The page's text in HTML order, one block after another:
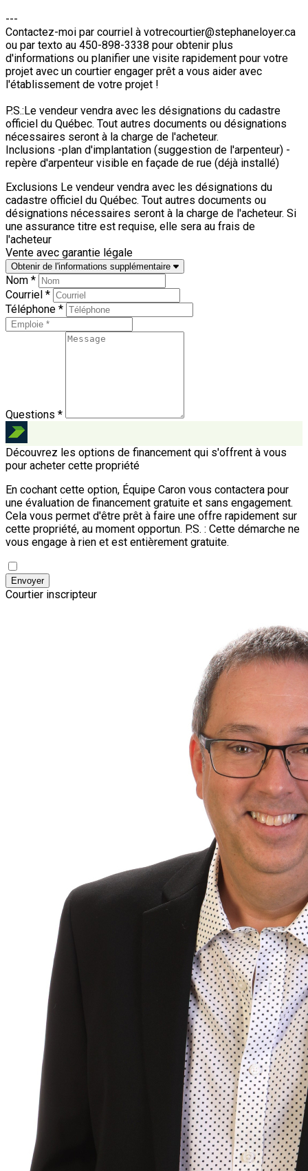
---
Contactez-moi par courriel à votrecourtier@stephaneloyer.ca
ou par texto au 450-898-3338 pour obtenir plus
d'informations ou planifier une visite rapidement pour votre
projet avec un courtier engager prêt a vous aider avec
l'établissement de votre projet !
P.S.:Le vendeur vendra avec les désignations du cadastre
officiel du Québec. Tout autres documents ou désignations
nécessaires seront à la charge de l'acheteur.
Inclusions -plan d'implantation (suggestion de l'arpenteur) -
repère d'arpenteur visible en façade de rue (déjà installé)
Exclusions Le vendeur vendra avec les désignations du
cadastre officiel du Québec. Tout autres documents ou
désignations nécessaires seront à la charge de l'acheteur. Si
une assurance titre est requise, elle sera au frais de
l'acheteur
Vente avec garantie légale
Obtenir de l'informations supplémentaire
Nom *
Courriel *
Téléphone *
Questions *
Découvrez les options de financement qui s'offrent à vous
pour acheter cette propriété
En cochant cette option, Équipe Caron vous contactera pour
une évaluation de financement gratuite et sans engagement.
Cela vous permet d'être prêt à faire une offre rapidement sur
cette propriété, au moment opportun. P.S. : Cette démarche ne
vous engage à rien et est entièrement gratuite.
Envoyer
Courtier inscripteur